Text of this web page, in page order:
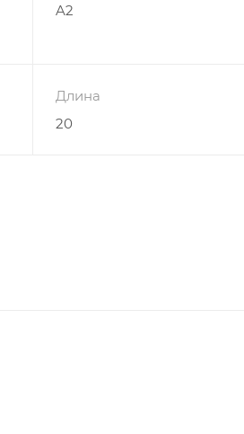
A2
Длина
20